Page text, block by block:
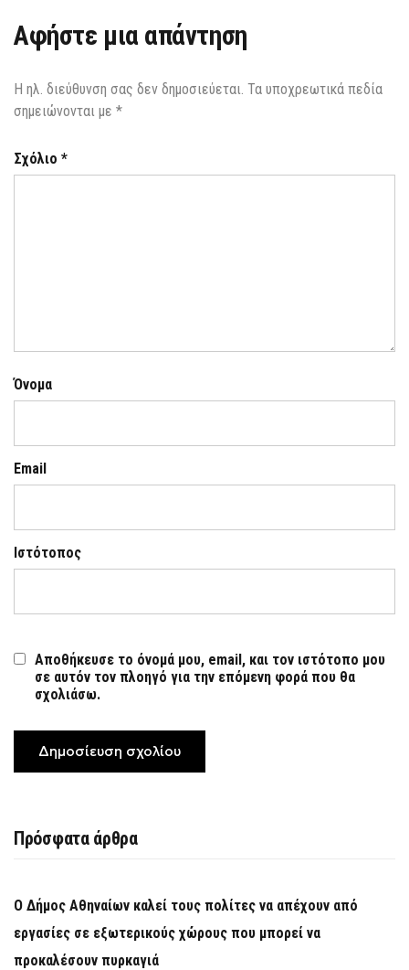
Αφήστε μια απάντηση
Η ηλ. διεύθυνση σας δεν δημοσιεύεται. Τα υποχρεωτικά πεδία
σημειώνονται με *
Σχόλιο *
Όνομα
Email
Ιστότοπος
Αποθήκευσε το όνομά μου, email, και τον ιστότοπο μου
σε αυτόν τον πλοηγό για την επόμενη φορά που θα
σχολιάσω.
Πρόσφατα άρθρα
Ο Δήμος Αθηναίων καλεί τους πολίτες να απέχουν από
εργασίες σε εξωτερικούς χώρους που μπορεί να
προκαλέσουν πυρκαγιά